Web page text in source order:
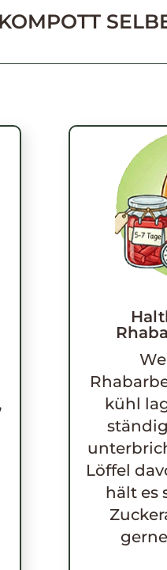
kühl
Löffel
hält es